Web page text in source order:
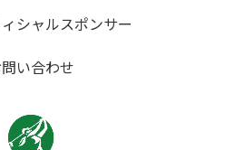
シャルスポンサー
い合わせ